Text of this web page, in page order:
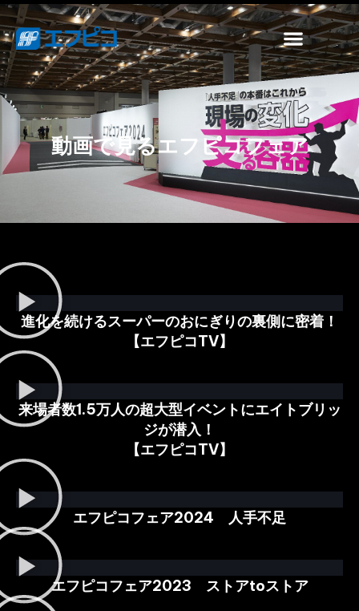
動画で見るエフピコフェア
進化を続けるスーパーのおにぎりの裏側に密着！
【エフピコTV】
来場者数1.5万人の超大型イベントにエイトブリッ
ジが潜入！
【エフピコTV】
エフピコフェア2024 人手不足
エフピコフェア2023 ストアtoストア